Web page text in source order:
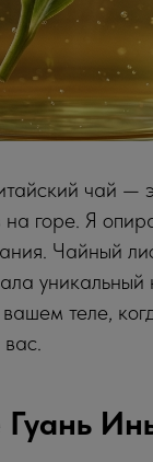
чай —
горе. Я
Чайный
уникальный
теле,